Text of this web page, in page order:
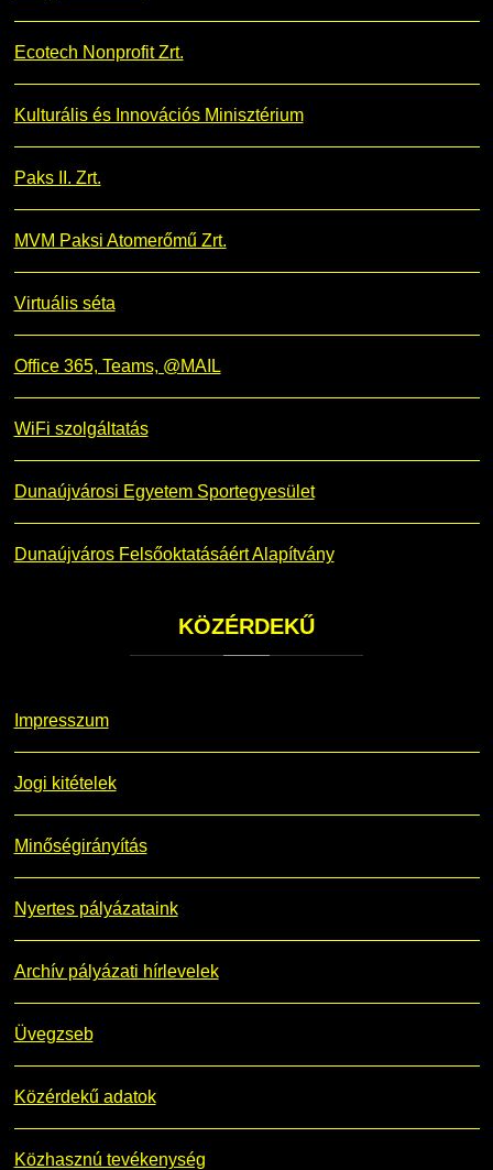
Ecotech Nonprofit Zrt.
Kulturális és Innovációs Minisztérium
Paks II. Zrt.
MVM Paksi Atomerőmű Zrt.
Virtuális séta
Office 365, Teams, @MAIL
WiFi szolgáltatás
Dunaújvárosi Egyetem Sportegyesület
Dunaújváros Felsőoktatásáért Alapítvány
KÖZÉRDEKŰ
Impresszum
Jogi kitételek
Minőségirányítás
Nyertes pályázataink
Archív pályázati hírlevelek
Üvegzseb
Közérdekű adatok
Közhasznú tevékenység